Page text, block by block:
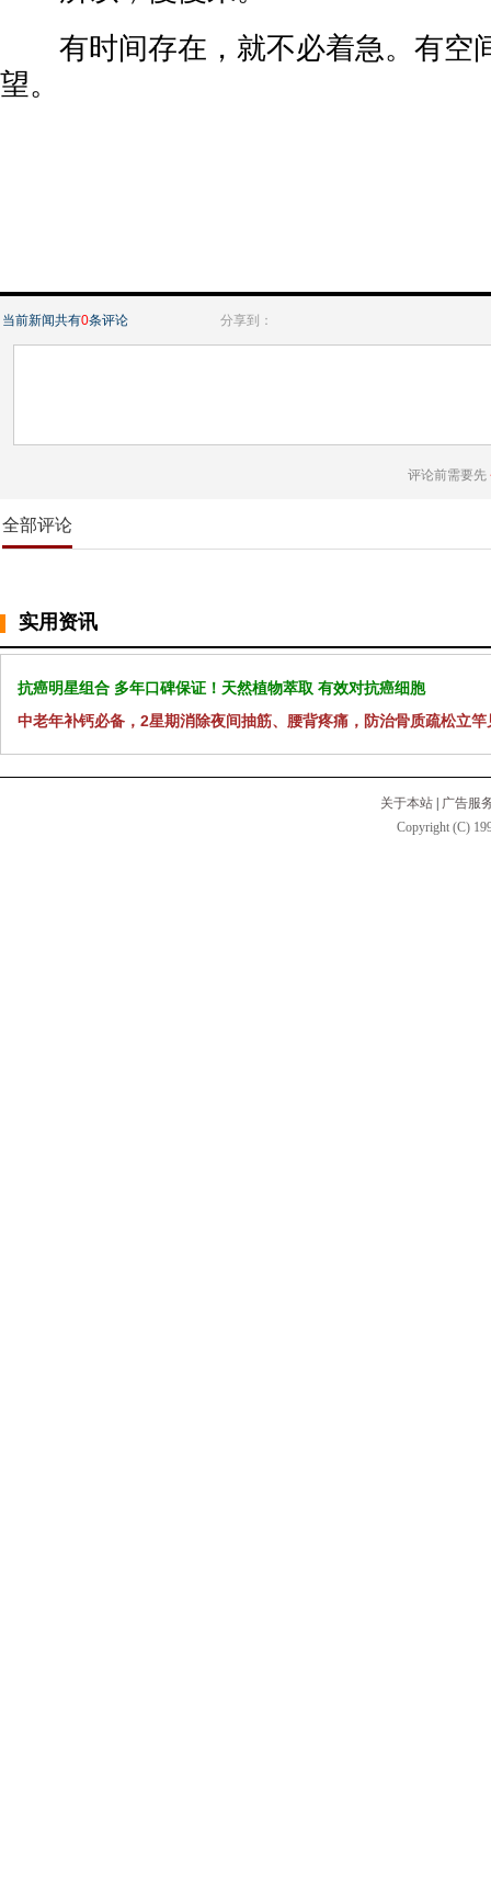
有时间存在，就不必着急。有空
望。
当前新闻共有0条评论 分享到：
评论前需要先
全部评论
实用资讯
抗癌明星组合 多年口碑保证！天然植物萃取 有效对抗癌细胞
中老年补钙必备，2星期消除夜间抽筋、腰背疼痛，防治骨质疏松立竿
关于本站
广告服
Copyright (C)